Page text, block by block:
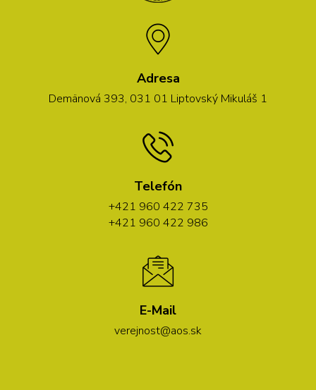
Adresa
Demänová 393, 031 01 Liptovský Mikuláš 1
Telefón
+421 960 422 735
+421 960 422 986
E-Mail
verejnost@aos.sk